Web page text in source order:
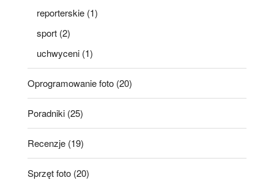
reporterskie (1)
sport (2)
uchwyceni (1)
Oprogramowanie foto (20)
Poradniki (25)
Recenzje (19)
Sprzęt foto (20)